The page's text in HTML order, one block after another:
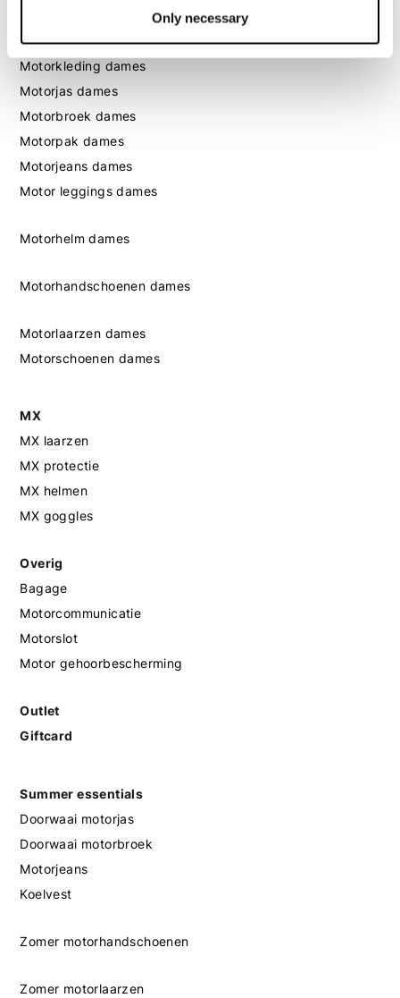
Only necessary
Dames
Motorkleding dames
Motorjas dames
Motorbroek dames
Motorpak dames
Motorjeans dames
Motor leggings dames
Motorhelm dames
Motorhandschoenen dames
Motorlaarzen dames
Motorschoenen dames
MX
MX laarzen
MX protectie
MX helmen
MX goggles
Overig
Bagage
Motorcommunicatie
Motorslot
Motor gehoorbescherming
Outlet
Giftcard
Summer essentials
Doorwaai motorjas
Doorwaai motorbroek
Motorjeans
Koelvest
Zomer motorhandschoenen
Zomer motorlaarzen